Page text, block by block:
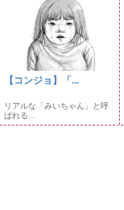
【コンジョ】「...
リアルな「みいちゃん」と呼
ばれる...